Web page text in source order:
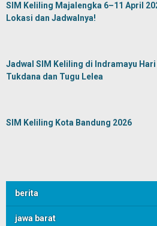
SIM Keliling Majalengka 6–11 April
Lokasi dan Jadwalnya!
Jadwal SIM Keliling di Indramayu Hari
Tukdana dan Tugu Lelea
SIM Keliling Kota Bandung 2026
berita
jawa barat